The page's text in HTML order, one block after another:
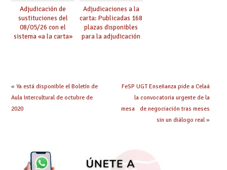
Adjudicación de
sustituciones del
08/05/26 con el
sistema «a la carta»
Adjudicaciones a la
carta: Publicadas 168
plazas disponibles
para la adjudicación
« Ya está disponible el Boletín de
Aula Intercultural de octubre de
2020
FeSP UGT Enseñanza pide a Celaá
la convocatoria urgente de la
mesa de negociación tras meses
sin un diálogo real»